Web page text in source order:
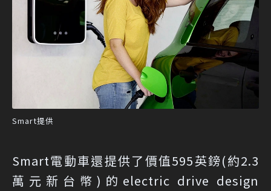
Smart提供
Smart電動車還提供了價值595英鎊(約2.3
萬元新台幣)的electric drive design